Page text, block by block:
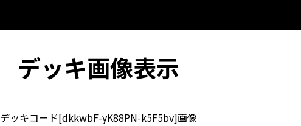
デッキ画像表示
デッキコード[dkkwbF-yK88PN-k5F5bv]画像